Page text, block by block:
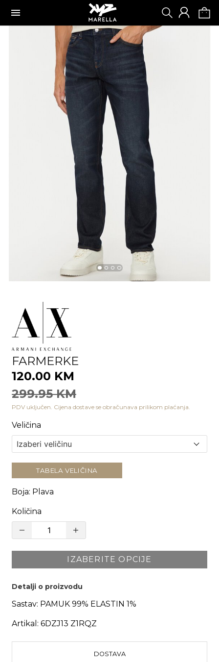
FARMERKE
120.00 KM
299.95 KM
PDV uključen. Cijena dostave se obračunava prilikom plaćanja.
Veličina
TABELA VELIČINA
Boja: Plava
Količina
IZABERITE OPCIJE
Detalji o proizvodu
Sastav: PAMUK 99% ELASTIN 1%
Artikal: 6DZJ13 Z1RQZ
DOSTAVA